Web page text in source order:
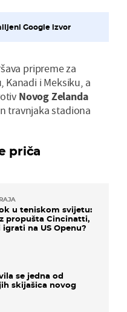
Google izvor
pripreme za
Kanadi i Meksiku, a
NovogZelanda
travnjaka stadiona
priča
u teniskom svijetu:
propušta Cincinatti,
igrati na US Openu?
se jedna od
skijašica novog